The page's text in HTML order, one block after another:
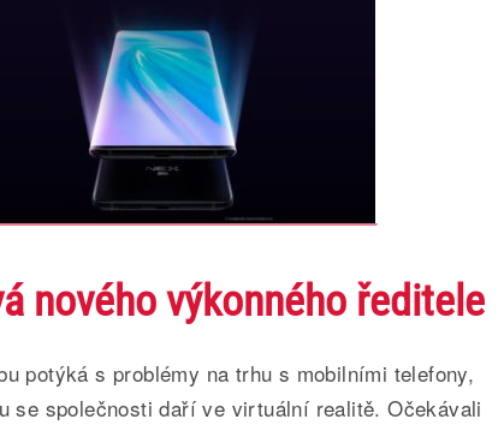
nového výkonného ředitele
potýká s problémy na trhu s mobilními telefony,
se společnosti daří ve virtuální realitě. Očekávali